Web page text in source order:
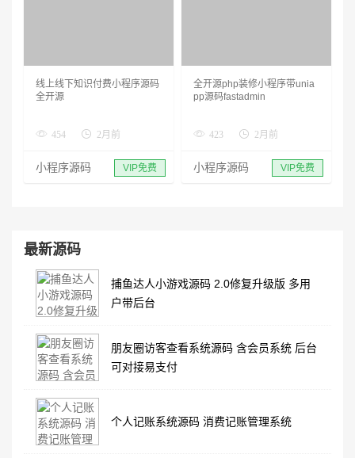
线上线下知识付费小程序源码
全开源
454 2月前
小程序源码 VIP免费
全开源php装修小程序带unia
pp源码fastadmin
423 2月前
小程序源码 VIP免费
最新源码
捕鱼达人小游戏源码 2.0修复升级版 多用
户带后台
朋友圈访客查看系统源码 含会员系统 后台
可对接易支付
个人记账系统源码 消费记账管理系统